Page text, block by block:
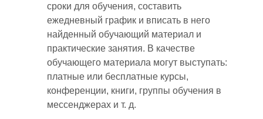
сроки для обучения, составить
ежедневный график и вписать в него
найденный обучающий материал и
практические занятия. В качестве
обучающего материала могут выступать:
платные или бесплатные курсы,
конференции, книги, группы обучения в
мессенджерах и т. д.